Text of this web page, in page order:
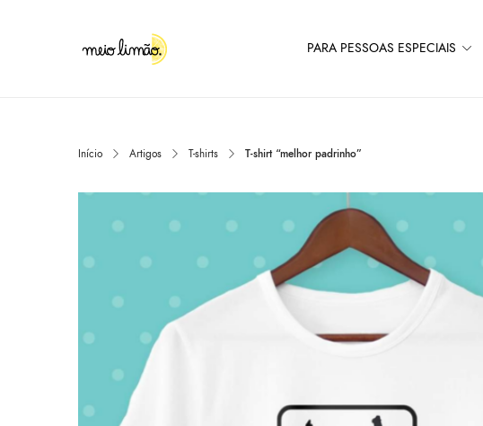
PARA PESSOAS ESPECIAIS
Início Artigos T-shirts T-shirt “melhor padrinho”